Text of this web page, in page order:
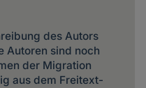
des Autors
Autoren sind noch
der Migration
aus dem Freitext-